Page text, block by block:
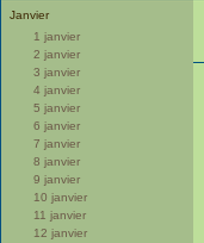
Janvier
1 janvier
2 janvier
3 janvier
4 janvier
5 janvier
6 janvier
7 janvier
8 janvier
9 janvier
10 janvier
11 janvier
12 janvier